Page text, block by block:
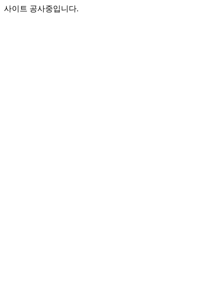
사이트 공사중입니다.